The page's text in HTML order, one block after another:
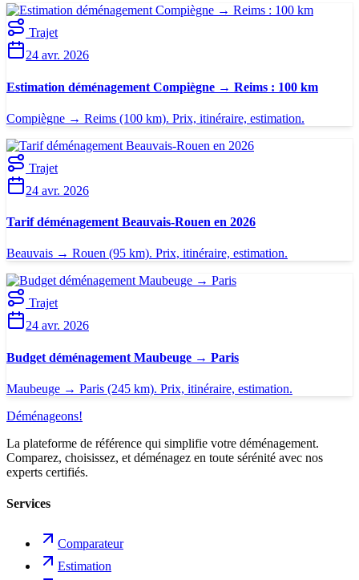
Trajet
24 avr. 2026
Estimation déménagement Compiègne → Reims : 100 km
Compiègne → Reims (100 km). Prix, itinéraire, estimation.
Trajet
24 avr. 2026
Tarif déménagement Beauvais-Rouen en 2026
Beauvais → Rouen (95 km). Prix, itinéraire, estimation.
Trajet
24 avr. 2026
Budget déménagement Maubeuge → Paris
Maubeuge → Paris (245 km). Prix, itinéraire, estimation.
Déménageons!
La plateforme de référence qui simplifie votre déménagement.
Comparez, choisissez, et déménagez en toute sérénité avec nos
experts certifiés.
Services
Comparateur
Estimation